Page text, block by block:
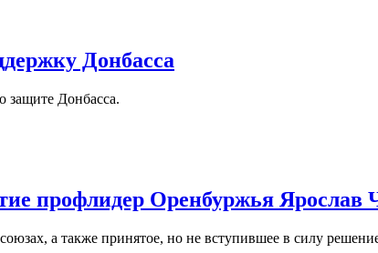
Донбасса
защите Донбасса.
профлидер Оренбуржья Ярослав
а также принятое, но не вступившее в силу